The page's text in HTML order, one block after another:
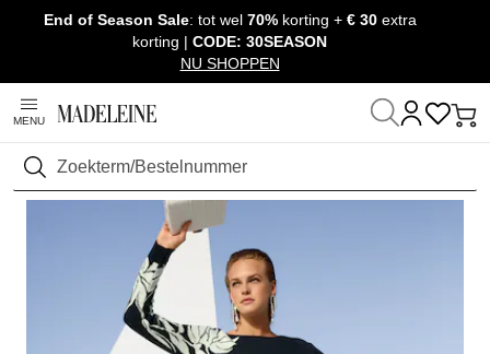
Navigatie overslaan, direct naar content
End of Season Sale: tot wel70% korting +€ 30 extra
korting | CODE: 30SEASON
NU SHOPPEN
MENU
Zoeken
Thuis Kleding Truien & Tricot